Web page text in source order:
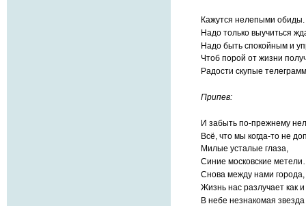
Кажутся нелепыми обиды.
Надо только выучиться
Надо быть спокойным и
Чтоб порой от жизни
Радости скупые
Припев:
И забыть по-прежнему
Всё, что мы когда-то не
Милые усталые глаза,
Синие московские
Снова между нами города,
Жизнь нас разлучает как
В небе незнакомая звезда